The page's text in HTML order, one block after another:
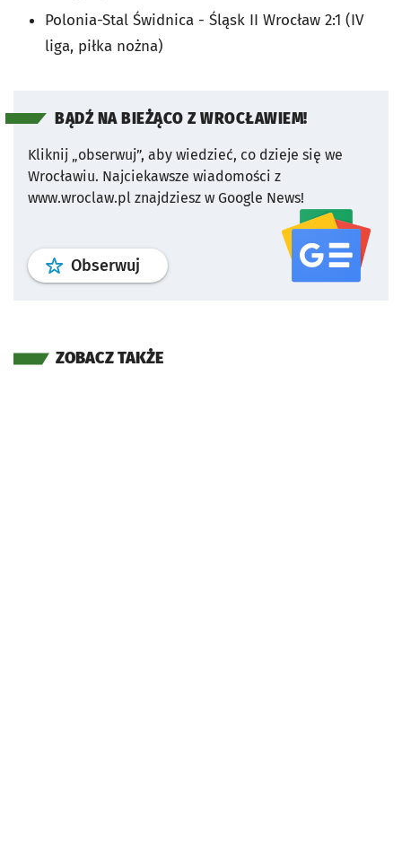
Polonia-Stal Świdnica - Śląsk II Wrocław 2:1 (IV
liga, piłka nożna)
BĄDŹ NA BIEŻĄCO Z WROCŁAWIEM!
Kliknij „obserwuj”, aby wiedzieć, co dzieje się we
Wrocławiu. Najciekawsze wiadomości z
www.wroclaw.pl znajdziesz w Google News!
Obserwuj profil serwisu
ZOBACZ TAKŻE